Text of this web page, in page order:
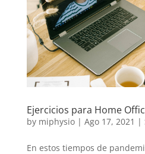
Ejercicios para Home
by miphysio| Ago 17, 2021 |
En estos tiempos de